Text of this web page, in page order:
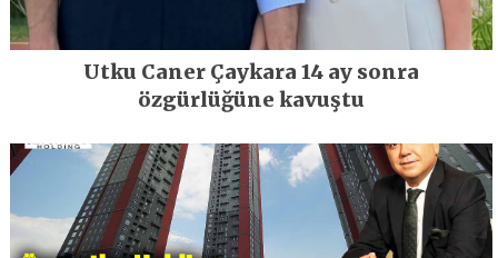
Utku Caner Çaykara 14 ay sonra
özgürlüğüne kavuştu